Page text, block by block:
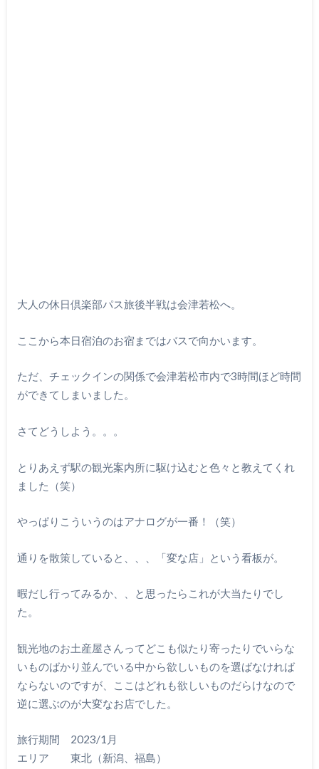
大人の休日倶楽部パス旅後半戦は会津若松へ。
ここから本日宿泊のお宿まではバスで向かいます。
ただ、チェックインの関係で会津若松市内で3時間ほど時間
ができてしまいました。
さてどうしよう。。。
とりあえず駅の観光案内所に駆け込むと色々と教えてくれ
ました（笑）
やっぱりこういうのはアナログが一番！（笑）
通りを散策していると、、、「変な店」という看板が。
暇だし行ってみるか、、と思ったらこれが大当たりでし
た。
観光地のお土産屋さんってどこも似たり寄ったりでいらな
いものばかり並んでいる中から欲しいものを選ばなければ
ならないのですが、ここはどれも欲しいものだらけなので
逆に選ぶのが大変なお店でした。
旅行期間 2023/1月
エリア 東北（新潟、福島）